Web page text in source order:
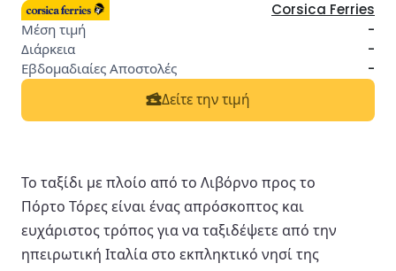
Corsica Ferries
-
-
-
Δείτε την τιμή
Το ταξίδι με πλοίο από το Λιβόρνο προς το
Πόρτο Τόρες είναι ένας απρόσκοπτος και
ευχάριστος τρόπος για να ταξιδέψετε από την
ηπειρωτική Ιταλία στο εκπληκτικό νησί της